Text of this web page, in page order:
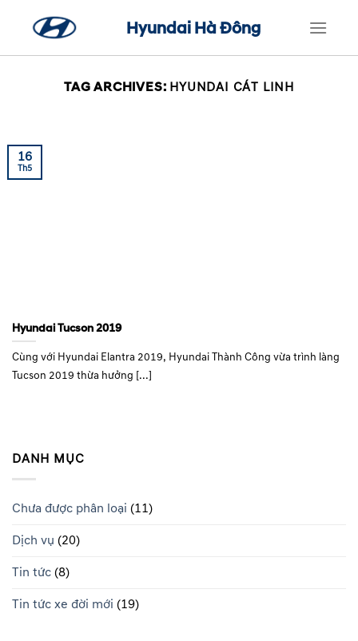
content
Hyundai Hà Đông
TAG ARCHIVES: HYUNDAI CÁT LINH
DANH MỤC
Chưa được phân loại (11)
Dịch vụ (20)
Tin tức (8)
Tin tức xe đời mới (19)
Hyundai Tucson 2019
Cùng với Hyundai Elantra 2019, Hyundai Thành Công vừa trình làng
Tucson 2019 thừa hưởng [...]
16
Th5